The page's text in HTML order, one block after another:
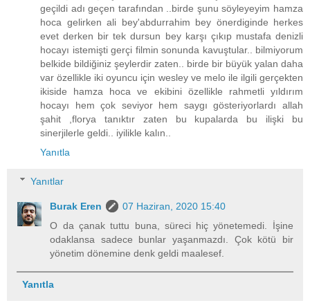
geçildi adı geçen tarafından ..birde şunu söyleyeyim hamza
hoca gelirken ali bey'abdurrahim bey önerdiginde herkes
evet derken bir tek dursun bey karşı çıkıp mustafa denizli
hocayı istemişti gerçi filmin sonunda kavuştular.. bilmiyorum
belkide bildiğiniz şeylerdir zaten.. birde bir büyük yalan daha
var özellikle iki oyuncu için wesley ve melo ile ilgili gerçekten
ikiside hamza hoca ve ekibini özellikle rahmetli yıldırım
hocayı hem çok seviyor hem saygı gösteriyorlardı allah
şahit ,florya tanıktır zaten bu kupalarda bu ilişki bu
sinerjilerle geldi.. iyilikle kalın..
Yanıtla
Yanıtlar
Burak Eren
07 Haziran, 2020 15:40
O da çanak tuttu buna, süreci hiç yönetemedi. İşine
odaklansa sadece bunlar yaşanmazdı. Çok kötü bir
yönetim dönemine denk geldi maalesef.
Yanıtla